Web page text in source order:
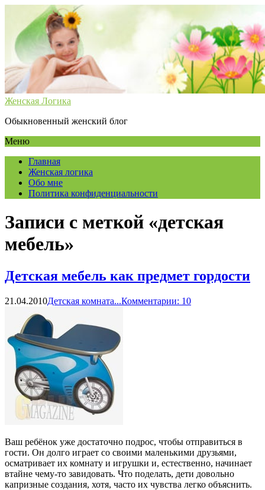
Женская Логика
Обыкновенный женский блог
Меню
Главная
Женская логика
Обо мне
Политика конфиденциальности
Записи с меткой «детская
мебель»
Детская мебель как предмет гордости
21.04.2010Детская комната...Комментарии: 10
Ваш ребёнок уже достаточно подрос, чтобы отправиться в
гости. Он долго играет со своими маленькими друзьями,
осматривает их комнату и игрушки и, естественно, начинает
втайне чему-то завидовать. Что поделать, дети довольно
капризные создания, хотя, часто их чувства легко объяснить.